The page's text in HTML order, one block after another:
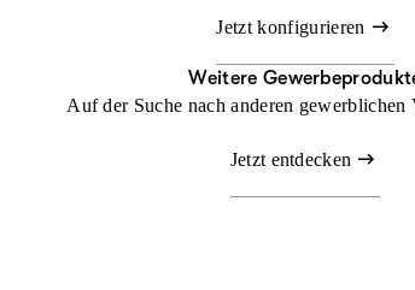
Jetzt konfigurieren
Weitere
Auf der Suche nach anderen gewerblichen
Jetzt entdecken